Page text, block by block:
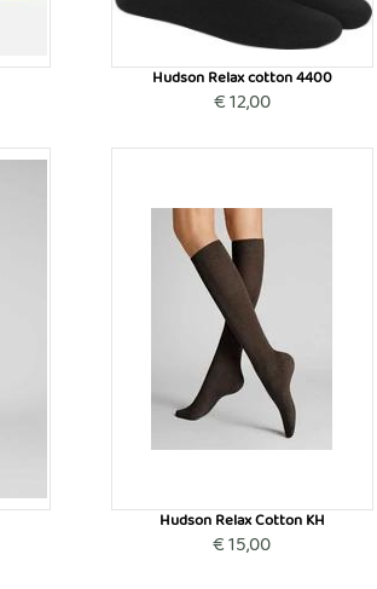
Hudson Relax cotton 4400
€ 12,00
Hudson Relax Cotton KH
€ 15,00